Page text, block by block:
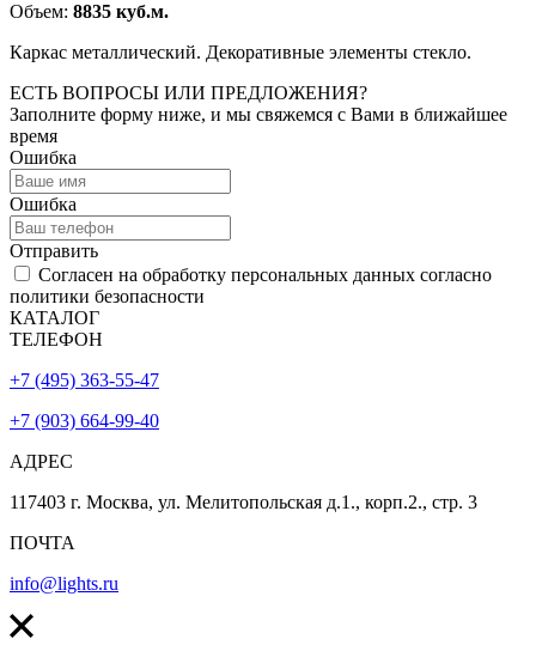
Объем: 8835 куб.м.
Каркас металлический. Декоративные элементы стекло.
ЕСТЬ ВОПРОСЫ ИЛИ ПРЕДЛОЖЕНИЯ?
Заполните форму ниже, и мы свяжемся с Вами в ближайшее
время
Ошибка
Ошибка
Отправить
Согласен на обработку персональных данных согласно
политики безопасности
КАТАЛОГ
ТЕЛЕФОН
+7 (495) 363-55-47
+7 (903) 664-99-40
АДРЕС
117403 г. Москва, ул. Мелитопольская д.1., корп.2., стр. 3
ПОЧТА
info@lights.ru